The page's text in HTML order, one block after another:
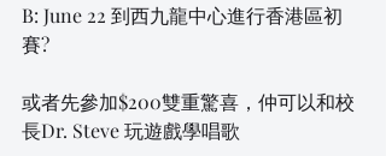
B: June 22 到西九龍中心進行香港區初
賽?
或者先參加$200雙重驚喜，仲可以和校
長Dr. Steve 玩遊戲學唱歌